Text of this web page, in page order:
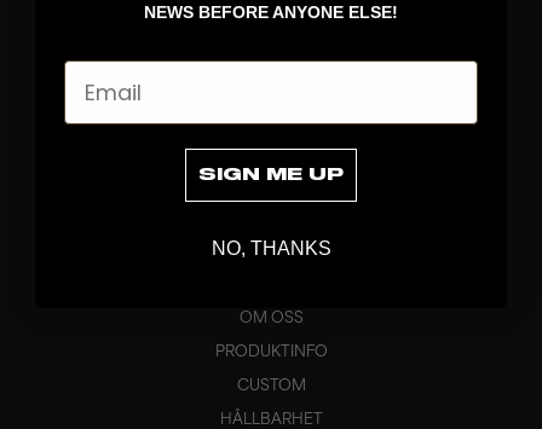
BLAD
GREPP
OM OSS
PRODUKTINFO
CUSTOM
HÅLLBARHET
NEWS BEFORE ANYONE ELSE!
Email
SIGN ME UP
NO, THANKS